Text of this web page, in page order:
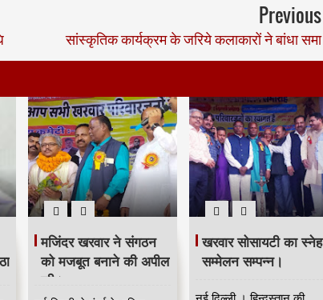
Previous
सांस्कृतिक कार्यक्रम के जरिये कलाकारों ने बांधा समा
मजिंदर खरवार ने संगठन
को मजबूत बनाने की अपील
की।
खरवार सोसायटी का स्नेह
सम्मेलन सम्पन्न।